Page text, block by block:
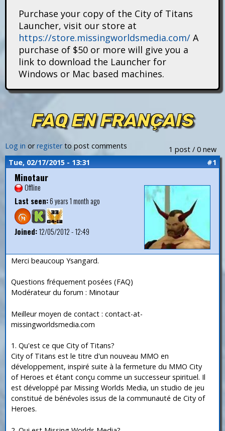
s
Purchase your copy of the City of Titans
Launcher, visit our store at
https://store.missingworldsmedia.com/ A
purchase of $50 or more will give you a
link to download the Launcher for
Windows or Mac based machines.
FAQ EN FRANÇAIS
1 post / 0 new
Log in orregisterto post comments
Tue, 02/17/2015 - 13:31
#1
Minotaur
Offline
Last seen:6 years 1 month ago
Joined:12/05/2012 - 12:49
Merci beaucoup Ysangard.
Questions fréquement posées (FAQ)
Modérateur du forum : Minotaur
Meilleur moyen de contact : contact-at-
missingworldsmedia.com
1. Qu'est ce que City of Titans?
City of Titans est le titre d'un nouveau MMO en
développement, inspiré suite à la fermeture du MMO City
of Heroes et étant conçu comme un successeur spirituel. Il
est développé par Missing Worlds Media, un studio de jeu
constitué de bénévoles issus de la communauté de City of
Heroes.